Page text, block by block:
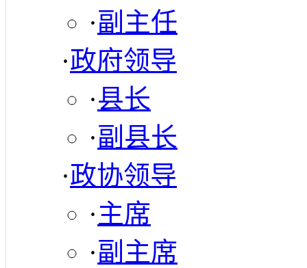
·副主任
·政府领导
·县长
·副县长
·政协领导
·主席
·副主席